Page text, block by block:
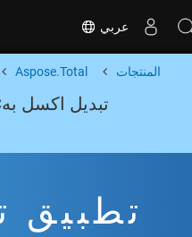
عربي
المنتجات Aspose.Total